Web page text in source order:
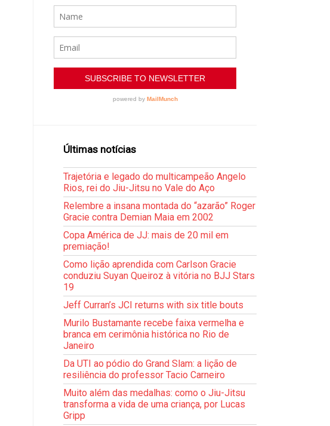
Últimas notícias
Trajetória e legado do multicampeão Angelo
Rios, rei do Jiu-Jitsu no Vale do Aço
Relembre a insana montada do “azarão” Roger
Gracie contra Demian Maia em 2002
Copa América de JJ: mais de 20 mil em
premiação!
Como lição aprendida com Carlson Gracie
conduziu Suyan Queiroz à vitória no BJJ Stars
19
Jeff Curran’s JCI returns with six title bouts
Murilo Bustamante recebe faixa vermelha e
branca em cerimônia histórica no Rio de
Janeiro
Da UTI ao pódio do Grand Slam: a lição de
resiliência do professor Tacio Carneiro
Muito além das medalhas: como o Jiu-Jitsu
transforma a vida de uma criança, por Lucas
Gripp